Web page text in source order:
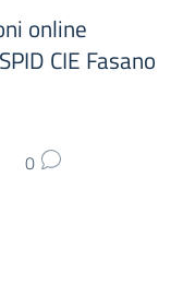
online
CIE Fasano
0